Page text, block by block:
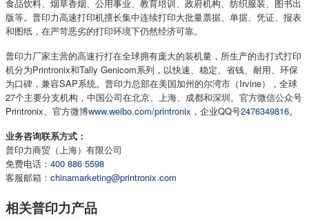
食品饮料、烟草香烟、公用事业、教育培训、政府机构、纺织服装、图书出
版等。普印力高速打印机擅长集中连续打印大批量票据、单据、凭证、报表
和图纸，在严苛恶劣的打印环境下仍然经济可靠。
普印力厂家主营的高速行打在全球拥有庞大的装机量，所生产的击打式打印
机分为Printronix和Tally Genicom系列，以快速、稳定、省钱、耐用、环保
为口碑，兼容SAP系统。普印力总部在美国加州的尔湾市（Irvine），全球
27个主要分支机构，中国公司在北京、上海、成都和深圳。官方微信公众号
Printronix、官方微博www.weibo.com/printronix ，企业QQ号2476349816。
业务咨询联系方式：
普印力商贸（上海）有限公司
免费电话： 400 886 5598
客服邮箱： chinamarketing@printronix.com
相关普印力产品